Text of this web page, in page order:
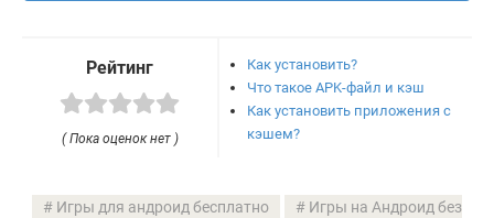
Рейтинг
( Пока оценок нет )
Как установить?
Что такое APK-файл и кэш
Как установить приложения с
кэшем?
Игры для андроид бесплатно
Игры на Андроид без